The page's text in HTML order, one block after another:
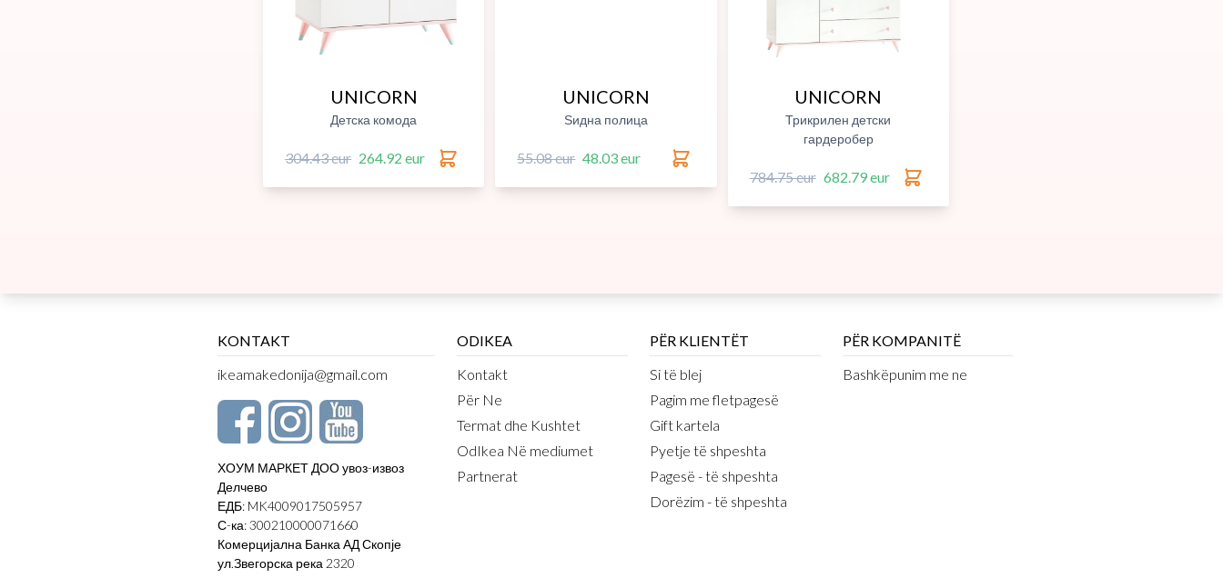
UNICORN
Детска комода
304.43 eur 264.92 eur
UNICORN
Ѕидна полица
55.08 eur 48.03 eur
UNICORN
Трикрилен детски
гардеробер
784.75 eur 682.79 eur
KONTAKT
ikeamakedonija@gmail.com
ХОУМ МАРКЕТ ДОО увоз-извоз
Делчево
ЕДБ: MK4009017505957
С-ка: 300210000071660
Комерцијална Банка АД Скопје
ул.Звегорска река 2320
ODIKEA
Kontakt
Për Ne
Termat dhe Kushtet
OdIkea Në mediumet
Partnerat
PËR KLIENTËT
Si të blej
Pagim me fletpagesë
Gift kartela
Pyetje të shpeshta
Pagesë - të shpeshta
Dorëzim - të shpeshta
PËR KOMPANITË
Bashkëpunim me ne